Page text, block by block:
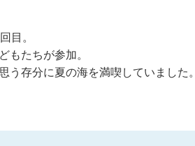
目。
もたちが参加。
存分に夏の海を満喫していました。